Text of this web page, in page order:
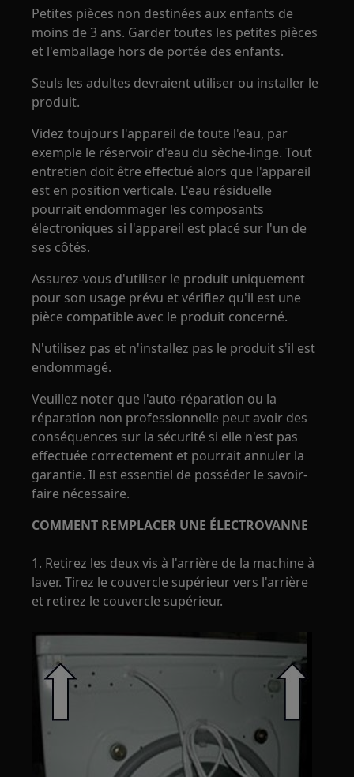
Petites pièces non destinées aux enfants de
moins de 3 ans. Garder toutes les petites pièces
et l'emballage hors de portée des enfants.
Seuls les adultes devraient utiliser ou installer le
produit.
Videz toujours l'appareil de toute l'eau, par
exemple le réservoir d'eau du sèche-linge. Tout
entretien doit être effectué alors que l'appareil
est en position verticale. L'eau résiduelle
pourrait endommager les composants
électroniques si l'appareil est placé sur l'un de
ses côtés.
Assurez-vous d'utiliser le produit uniquement
pour son usage prévu et vérifiez qu'il est une
pièce compatible avec le produit concerné.
N'utilisez pas et n'installez pas le produit s'il est
endommagé.
Veuillez noter que l'auto-réparation ou la
réparation non professionnelle peut avoir des
conséquences sur la sécurité si elle n'est pas
effectuée correctement et pourrait annuler la
garantie. Il est essentiel de posséder le savoir-
faire nécessaire.
COMMENT REMPLACER UNE ÉLECTROVANNE
1. Retirez les deux vis à l'arrière de la machine à
laver. Tirez le couvercle supérieur vers l'arrière
et retirez le couvercle supérieur.